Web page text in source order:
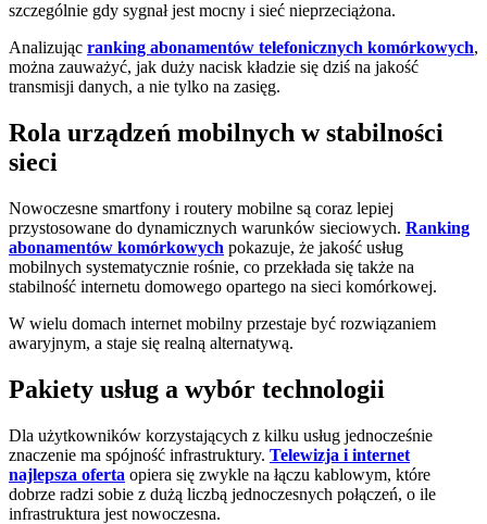
szczególnie gdy sygnał jest mocny i sieć nieprzeciążona.
Analizując ranking abonamentów telefonicznych komórkowych,
można zauważyć, jak duży nacisk kładzie się dziś na jakość
transmisji danych, a nie tylko na zasięg.
Rola urządzeń mobilnych w stabilności
sieci
Nowoczesne smartfony i routery mobilne są coraz lepiej
przystosowane do dynamicznych warunków sieciowych. Ranking
abonamentów komórkowych pokazuje, że jakość usług
mobilnych systematycznie rośnie, co przekłada się także na
stabilność internetu domowego opartego na sieci komórkowej.
W wielu domach internet mobilny przestaje być rozwiązaniem
awaryjnym, a staje się realną alternatywą.
Pakiety usług a wybór technologii
Dla użytkowników korzystających z kilku usług jednocześnie
znaczenie ma spójność infrastruktury. Telewizja i internet
najlepsza oferta opiera się zwykle na łączu kablowym, które
dobrze radzi sobie z dużą liczbą jednoczesnych połączeń, o ile
infrastruktura jest nowoczesna.